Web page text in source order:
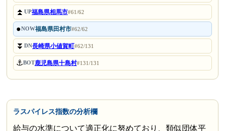
⏫UP福島県相馬市#61/62
●NOW福島県田村市#62/62
⏬DN長崎県小値賀町#62/131
⚓BOT鹿児島県十島村#131/131
ラスパイレス指数の分析欄
給与の水準について適正化に努めており、類似団体平